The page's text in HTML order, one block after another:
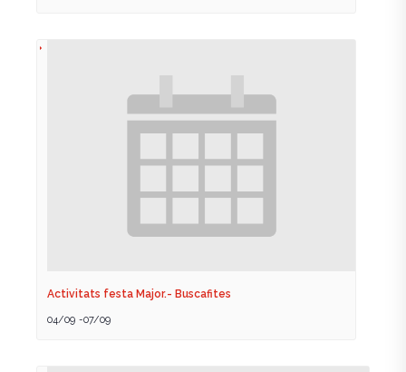
Activitats festa Major.- Buscafites
04/09 -07/09